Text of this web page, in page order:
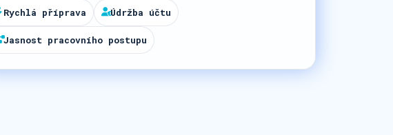
a
t
e
Rychlá příprava Údržba účtu
Jasnost pracovního postupu